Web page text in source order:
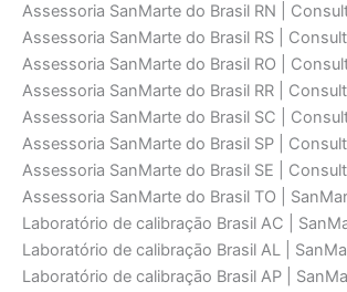
Assessoria SanMarte do Brasil RN |
Assessoria SanMarte do Brasil RS |
Assessoria SanMarte do Brasil RO |
Assessoria SanMarte do Brasil RR |
Assessoria SanMarte do Brasil SC |
Assessoria SanMarte do Brasil SP |
Assessoria SanMarte do Brasil SE |
Assessoria SanMarte do Brasil TO |
Laboratório de calibraçāo Brasil AC |
Laboratório de calibraçāo Brasil AL |
Laboratório de calibraçāo Brasil AP |